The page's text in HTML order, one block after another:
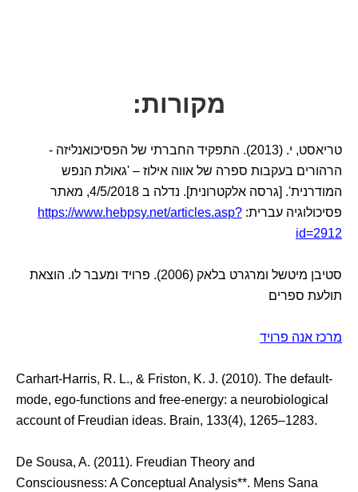
מקורות:
טריאסט, י. (2013). התפקיד החברתי של הפסיכואנליזה -
הרהורים בעקבות ספרה של אווה אילוז – 'גאולת הנפש
המודרנית'. [גרסה אלקטרונית]. נדלה ב 4/5/2018, מאתר
פסיכולוגיה עברית: https://www.hebpsy.net/articles.asp?
id=2912
סטיבן מיטשל ומרגרט בלאק (2006). פרויד ומעבר לו. הוצאת
תולעת ספרים
מרכז אנה פרויד
Carhart-Harris, R. L., & Friston, K. J. (2010). The default-
mode, ego-functions and free-energy: a neurobiological
account of Freudian ideas. Brain, 133(4), 1265–1283.
De Sousa, A. (2011). Freudian Theory and
Consciousness: A Conceptual Analysis**. Mens Sana